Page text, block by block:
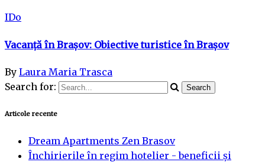
IDo
Vacanță în Brașov: Obiective turistice în Brașov
By Laura Maria Trasca
Search for:
Articole recente
Dream Apartments Zen Brasov
Închirierile în regim hotelier - beneficii și